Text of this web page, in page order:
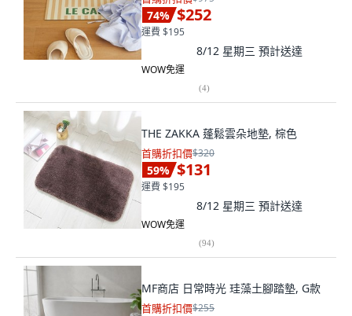
74% $252
運費 $195
8/12 星期三 預計送達
WOW免運
(4)
THE ZAKKA 蓬鬆雲朵地墊, 棕色
首購折扣價$320
59% $131
運費 $195
8/12 星期三 預計送達
WOW免運
(94)
MF商店 日常時光 珪藻土腳踏墊, G款
首購折扣價$255